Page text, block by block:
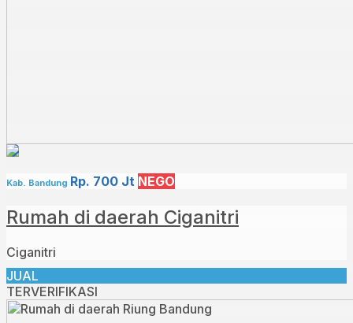
Kab. Bandung Rp. 700 Jt NEGO
Rumah di daerah Ciganitri
Ciganitri
JUAL
TERVERIFIKASI